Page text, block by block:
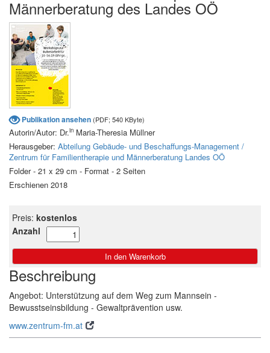
Männerberatung des Landes OÖ
Publikation ansehen (PDF; 540 KByte)
Autorin/Autor: Dr.in Maria-Theresia Müllner
Herausgeber: Abteilung Gebäude- und Beschaffungs-Management /
Zentrum für Familientherapie und Männerberatung Landes OÖ
Folder - 21 x 29 cm - Format - 2 Seiten
Erschienen 2018
Preis: kostenlos
Anzahl
Beschreibung
Angebot: Unterstützung auf dem Weg zum Mannsein -
Bewusstseinsbildung - Gewaltprävention usw.
www.zentrum-fm.at